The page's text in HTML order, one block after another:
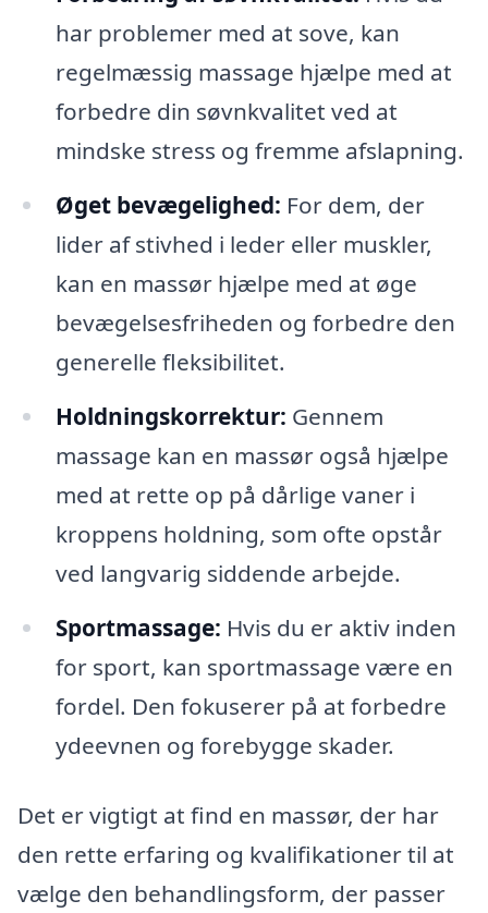
har problemer med at sove, kan
regelmæssig massage hjælpe med at
forbedre din søvnkvalitet ved at
mindske stress og fremme afslapning.
Øget bevægelighed: For dem, der
lider af stivhed i leder eller muskler,
kan en massør hjælpe med at øge
bevægelsesfriheden og forbedre den
generelle fleksibilitet.
Holdningskorrektur: Gennem
massage kan en massør også hjælpe
med at rette op på dårlige vaner i
kroppens holdning, som ofte opstår
ved langvarig siddende arbejde.
Sportmassage: Hvis du er aktiv inden
for sport, kan sportmassage være en
fordel. Den fokuserer på at forbedre
ydeevnen og forebygge skader.
Det er vigtigt at find en massør, der har
den rette erfaring og kvalifikationer til at
vælge den behandlingsform, der passer